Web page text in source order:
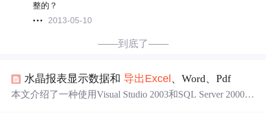
整的？
2013-05-10
——到底了——
水晶报表显示数据和导出Excel 、Word、Pdf
本文介绍了一种使用Visual Studio 2003和SQL Server 2000进